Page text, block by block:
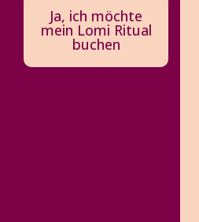
Ja, ich möchte
mein Lomi Ritual
buchen